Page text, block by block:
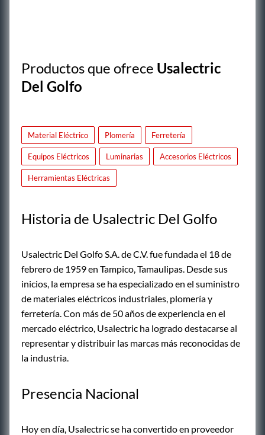
Productos que ofrece Usalectric
Del Golfo
Material Eléctrico Plomería Ferretería
Equipos Eléctricos Luminarias Accesorios Eléctricos
Herramientas Eléctricas
Historia de Usalectric Del Golfo
Usalectric Del Golfo S.A. de C.V. fue fundada el 18 de
febrero de 1959 en Tampico, Tamaulipas. Desde sus
inicios, la empresa se ha especializado en el suministro
de materiales eléctricos industriales, plomería y
ferretería. Con más de 50 años de experiencia en el
mercado eléctrico, Usalectric ha logrado destacarse al
representar y distribuir las marcas más reconocidas de
la industria.
Presencia Nacional
Hoy en día, Usalectric se ha convertido en proveedor